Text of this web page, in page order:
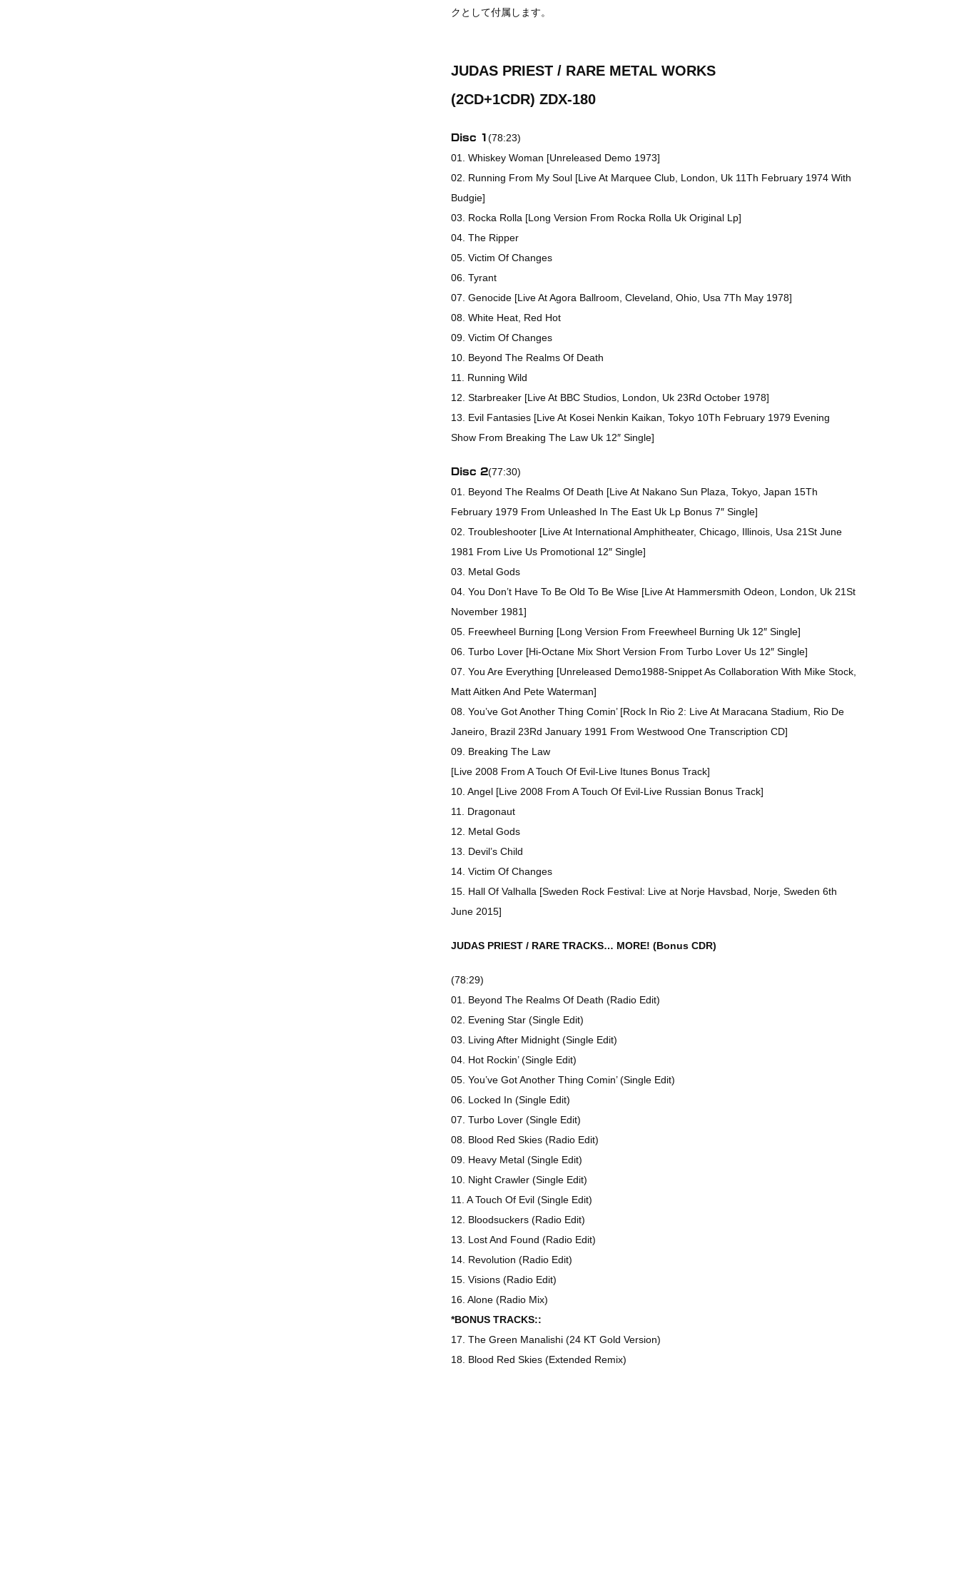
クとして付属します。
JUDAS PRIEST / RARE METAL WORKS
(2CD+1CDR) ZDX-180
Disc 1(78:23)
01. Whiskey Woman [Unreleased Demo 1973]
02. Running From My Soul [Live At Marquee Club, London, Uk 11Th February 1974 With
Budgie]
03. Rocka Rolla [Long Version From Rocka Rolla Uk Original Lp]
04. The Ripper
05. Victim Of Changes
06. Tyrant
07. Genocide [Live At Agora Ballroom, Cleveland, Ohio, Usa 7Th May 1978]
08. White Heat, Red Hot
09. Victim Of Changes
10. Beyond The Realms Of Death
11. Running Wild
12. Starbreaker [Live At BBC Studios, London, Uk 23Rd October 1978]
13. Evil Fantasies [Live At Kosei Nenkin Kaikan, Tokyo 10Th February 1979 Evening
Show From Breaking The Law Uk 12″ Single]
Disc 2(77:30)
01. Beyond The Realms Of Death [Live At Nakano Sun Plaza, Tokyo, Japan 15Th
February 1979 From Unleashed In The East Uk Lp Bonus 7″ Single]
02. Troubleshooter [Live At International Amphitheater, Chicago, Illinois, Usa 21St June
1981 From Live Us Promotional 12″ Single]
03. Metal Gods
04. You Don’t Have To Be Old To Be Wise [Live At Hammersmith Odeon, London, Uk 21St
November 1981]
05. Freewheel Burning [Long Version From Freewheel Burning Uk 12″ Single]
06. Turbo Lover [Hi-Octane Mix Short Version From Turbo Lover Us 12″ Single]
07. You Are Everything [Unreleased Demo1988-Snippet As Collaboration With Mike Stock,
Matt Aitken And Pete Waterman]
08. You’ve Got Another Thing Comin’ [Rock In Rio 2: Live At Maracana Stadium, Rio De
Janeiro, Brazil 23Rd January 1991 From Westwood One Transcription CD]
09. Breaking The Law
[Live 2008 From A Touch Of Evil-Live Itunes Bonus Track]
10. Angel [Live 2008 From A Touch Of Evil-Live Russian Bonus Track]
11. Dragonaut
12. Metal Gods
13. Devil’s Child
14. Victim Of Changes
15. Hall Of Valhalla [Sweden Rock Festival: Live at Norje Havsbad, Norje, Sweden 6th
June 2015]
JUDAS PRIEST / RARE TRACKS… MORE! (Bonus CDR)
(78:29)
01. Beyond The Realms Of Death (Radio Edit)
02. Evening Star (Single Edit)
03. Living After Midnight (Single Edit)
04. Hot Rockin’ (Single Edit)
05. You’ve Got Another Thing Comin’ (Single Edit)
06. Locked In (Single Edit)
07. Turbo Lover (Single Edit)
08. Blood Red Skies (Radio Edit)
09. Heavy Metal (Single Edit)
10. Night Crawler (Single Edit)
11. A Touch Of Evil (Single Edit)
12. Bloodsuckers (Radio Edit)
13. Lost And Found (Radio Edit)
14. Revolution (Radio Edit)
15. Visions (Radio Edit)
16. Alone (Radio Mix)
*BONUS TRACKS::
17. The Green Manalishi (24 KT Gold Version)
18. Blood Red Skies (Extended Remix)